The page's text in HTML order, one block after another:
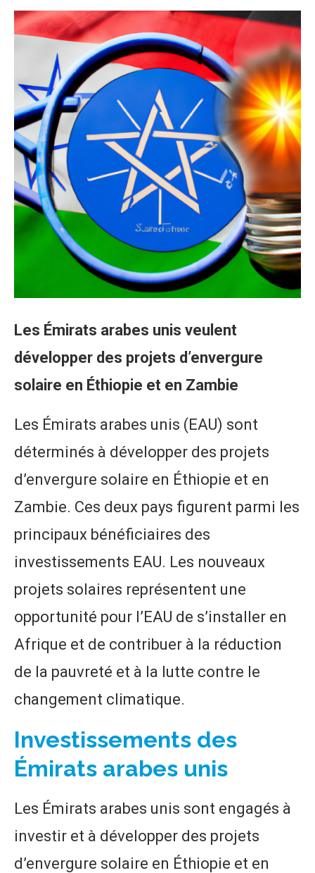
Les Émirats arabes unis veulent
développer des projets d’envergure
solaire en Éthiopie et en Zambie
Les Émirats arabes unis (EAU) sont
déterminés à développer des projets
d’envergure solaire en Éthiopie et en
Zambie. Ces deux pays figurent parmi les
principaux bénéficiaires des
investissements EAU. Les nouveaux
projets solaires représentent une
opportunité pour l’EAU de s’installer en
Afrique et de contribuer à la réduction
de la pauvreté et à la lutte contre le
changement climatique.
Investissements des
Émirats arabes unis
Les Émirats arabes unis sont engagés à
investir et à développer des projets
d’envergure solaire en Éthiopie et en